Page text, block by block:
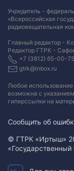
Учредитель -
«Всероссийская
радиовещательная
Главный редактор -
Редактор ГТРК -
+7 (3812) 65-00-
gtrk@inbox.ru
Любое использование
возможна с
гиперссылки на
Сообщить об
© ГТРК «Иртыш»
«Государственный